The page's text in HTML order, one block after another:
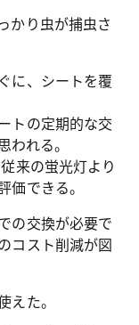
かり虫が捕虫さ
に、シートを覆
トの定期的な交
れる。
来の蛍光灯より
できる。
の交換が必要で
コスト削減が図
えた。